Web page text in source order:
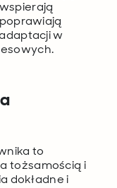
w
to
tożsamością i
dokładne i